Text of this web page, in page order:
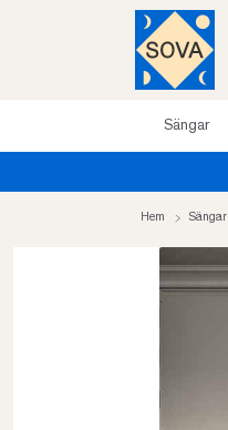
Sängar
Hem Sängar